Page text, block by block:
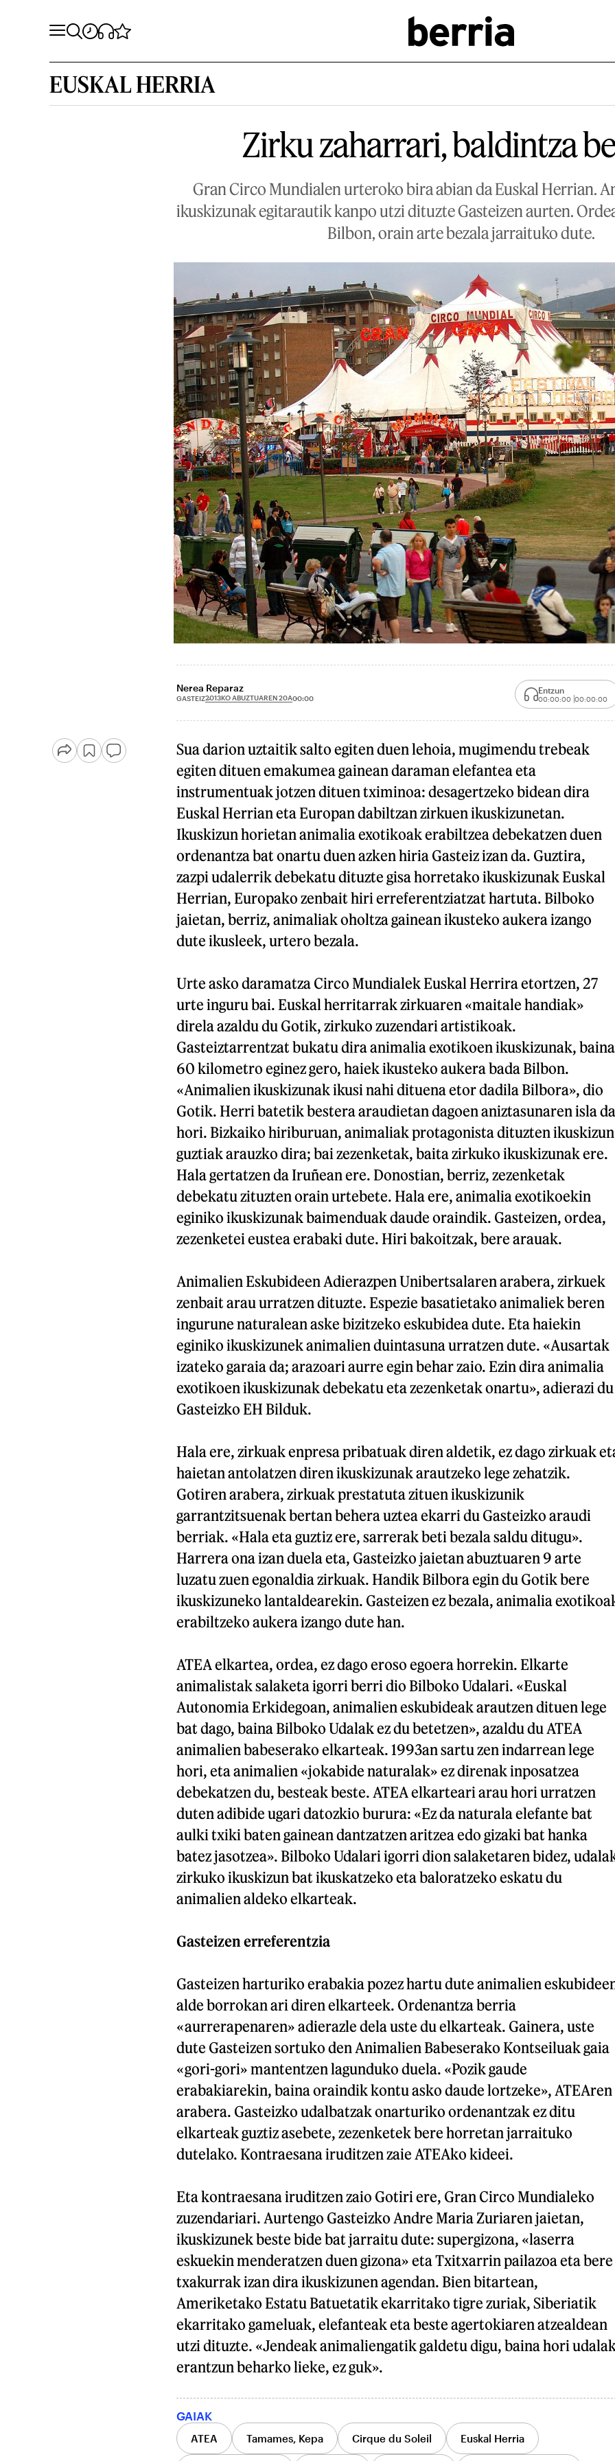
EUSKAL HERRIA
Zirku zaharrari, baldintza
Gran Circo Mundialen urteroko bira abian da Euskal Herrian.
ikuskizunak egitarautik kanpo utzi dituzte Gasteizen aurten.
Bilbon, orain arte bezala jarraituko dute.
Nerea Reparaz
GASTEIZ2013KO ABUZTUAREN 20A00:00
Entzun
00:00:00 00:00:00
Sua darion uztaitik salto egiten duen lehoia, mugimendu trebeak
egiten dituen emakumea gainean daraman elefantea eta
instrumentuak jotzen dituen tximinoa: desagertzeko bidean dira
Euskal Herrian eta Europan dabiltzan zirkuen ikuskizunetan.
Ikuskizun horietan animalia exotikoak erabiltzea debekatzen duen
ordenantza bat onartu duen azken hiria Gasteiz izan da. Guztira,
zazpi udalerrik debekatu dituzte gisa horretako ikuskizunak Euskal
Herrian, Europako zenbait hiri erreferentziatzat hartuta. Bilboko
jaietan, berriz, animaliak oholtza gainean ikusteko aukera izango
dute ikusleek, urtero bezala.
Urte asko daramatza Circo Mundialek Euskal Herrira etortzen, 27
urte inguru bai. Euskal herritarrak zirkuaren «maitale handiak»
direla azaldu du Gotik, zirkuko zuzendari artistikoak.
Gasteiztarrentzat bukatu dira animalia exotikoen ikuskizunak, baina
60 kilometro eginez gero, haiek ikusteko aukera bada Bilbon.
«Animalien ikuskizunak ikusi nahi dituena etor dadila Bilbora», dio
Gotik. Herri batetik bestera araudietan dagoen aniztasunaren isla da
hori. Bizkaiko hiriburuan, animaliak protagonista dituzten ikuskizun
guztiak arauzko dira; bai zezenketak, baita zirkuko ikuskizunak ere.
Hala gertatzen da Iruñean ere. Donostian, berriz, zezenketak
debekatu zituzten orain urtebete. Hala ere, animalia exotikoekin
eginiko ikuskizunak baimenduak daude oraindik. Gasteizen, ordea,
zezenketei eustea erabaki dute. Hiri bakoitzak, bere arauak.
Animalien Eskubideen Adierazpen Unibertsalaren arabera, zirkuek
zenbait arau urratzen dituzte. Espezie basatietako animaliek beren
ingurune naturalean aske bizitzeko eskubidea dute. Eta haiekin
eginiko ikuskizunek animalien duintasuna urratzen dute. «Ausartak
izateko garaia da; arazoari aurre egin behar zaio. Ezin dira animalia
exotikoen ikuskizunak debekatu eta zezenketak onartu», adierazi du
Gasteizko EH Bilduk.
Hala ere, zirkuak enpresa pribatuak diren aldetik, ez dago zirkuak
haietan antolatzen diren ikuskizunak arautzeko lege zehatzik.
Gotiren arabera, zirkuak prestatuta zituen ikuskizunik
garrantzitsuenak bertan behera uztea ekarri du Gasteizko araudi
berriak. «Hala eta guztiz ere, sarrerak beti bezala saldu ditugu».
Harrera ona izan duela eta, Gasteizko jaietan abuztuaren 9 arte
luzatu zuen egonaldia zirkuak. Handik Bilbora egin du Gotik bere
ikuskizuneko lantaldearekin. Gasteizen ez bezala, animalia
erabiltzeko aukera izango dute han.
ATEA elkartea, ordea, ez dago eroso egoera horrekin. Elkarte
animalistak salaketa igorri berri dio Bilboko Udalari. «Euskal
Autonomia Erkidegoan, animalien eskubideak arautzen dituen lege
bat dago, baina Bilboko Udalak ez du betetzen», azaldu du ATEA
animalien babeserako elkarteak. 1993an sartu zen indarrean lege
hori, eta animalien «jokabide naturalak» ez direnak inposatzea
debekatzen du, besteak beste. ATEA elkarteari arau hori urratzen
duten adibide ugari datozkio burura: «Ez da naturala elefante bat
aulki txiki baten gainean dantzatzen aritzea edo gizaki bat hanka
batez jasotzea». Bilboko Udalari igorri dion salaketaren bidez,
zirkuko ikuskizun bat ikuskatzeko eta baloratzeko eskatu du
animalien aldeko elkarteak.
Gasteizen erreferentzia
Gasteizen harturiko erabakia pozez hartu dute animalien
alde borrokan ari diren elkarteek. Ordenantza berria
«aurrerapenaren» adierazle dela uste du elkarteak. Gainera, uste
dute Gasteizen sortuko den Animalien Babeserako Kontseiluak gaia
«gori-gori» mantentzen lagunduko duela. «Pozik gaude
erabakiarekin, baina oraindik kontu asko daude lortzeke», ATEAren
arabera. Gasteizko udalbatzak onarturiko ordenantzak ez ditu
elkarteak guztiz asebete, zezenketek bere horretan jarraituko
dutelako. Kontraesana iruditzen zaie ATEAko kideei.
Eta kontraesana iruditzen zaio Gotiri ere, Gran Circo Mundialeko
zuzendariari. Aurtengo Gasteizko Andre Maria Zuriaren jaietan,
ikuskizunek beste bide bat jarraitu dute: supergizona, «laserra
eskuekin menderatzen duen gizona» eta Txitxarrin pailazoa eta bere
txakurrak izan dira ikuskizunen agendan. Bien bitartean,
Ameriketako Estatu Batuetatik ekarritako tigre zuriak, Siberiatik
ekarritako gameluak, elefanteak eta beste agertokiaren atzealdean
utzi dituzte. «Jendeak animaliengatik galdetu digu, baina hori
erantzun beharko lieke, ez guk».
GAIAK
ATEA Tamames, Kepa Cirque du Soleil Euskal Herria